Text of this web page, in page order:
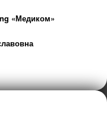
«Медиком»